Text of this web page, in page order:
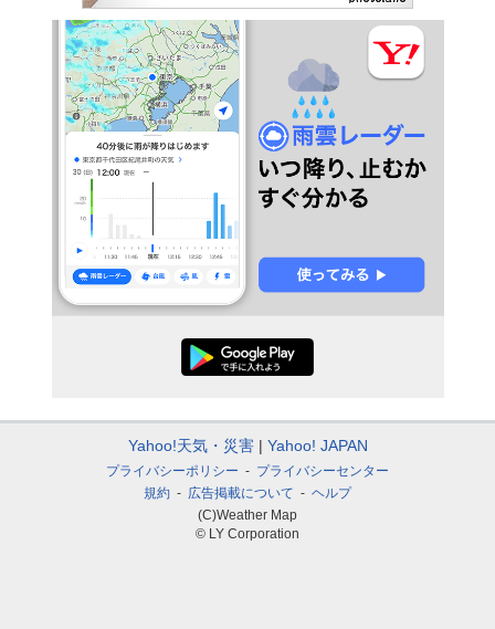
Yahoo!天気・災害 Yahoo! JAPAN
プライバシーポリシー
プライバシーセンター
規約
広告掲載について
ヘルプ
(C)Weather Map
© LY Corporation